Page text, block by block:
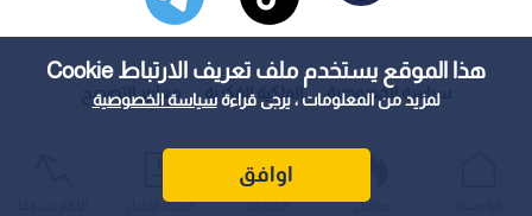
هذا الموقع يستخدم ملف تعريف الارتباط Cookie
لمزيد من المعلومات ، يرجى قراءةسياسة الخصوصية
اوافق
سياسة الخصوصية الملكية الفكرية معايير التصحيح
عواجل المباشر أحدث الأخبار